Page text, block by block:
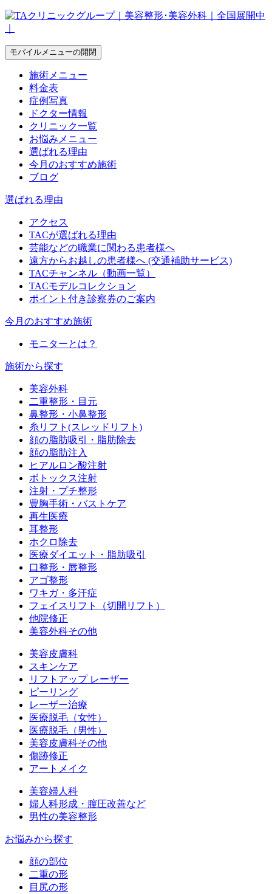
モバイルメニューの開閉
施術メニュー
料金表
症例写真
ドクター情報
クリニック一覧
お悩みメニュー
選ばれる理由
今月のおすすめ施術
ブログ
選ばれる理由
アクセス
TACが選ばれる理由
芸能などの職業に関わる患者様へ
遠方からお越しの患者様へ (交通補助サービス)
TACチャンネル（動画一覧）
TACモデルコレクション
ポイント付き診察券のご案内
今月のおすすめ施術
モニターとは？
施術から探す
美容外科
二重整形・目元
鼻整形・小鼻整形
糸リフト(スレッドリフト)
顔の脂肪吸引・脂肪除去
顔の脂肪注入
ヒアルロン酸注射
ボトックス注射
注射・プチ整形
豊胸手術・バストケア
再生医療
耳整形
ホクロ除去
医療ダイエット・脂肪吸引
口整形・唇整形
アゴ整形
ワキガ・多汗症
フェイスリフト（切開リフト）
他院修正
美容外科その他
美容皮膚科
スキンケア
リフトアップ レーザー
ピーリング
レーザー治療
医療脱毛（女性）
医療脱毛（男性）
美容皮膚科その他
傷跡修正
アートメイク
美容婦人科
婦人科形成・膣圧改善など
男性の美容整形
お悩みから探す
顔の部位
二重の形
目尻の形